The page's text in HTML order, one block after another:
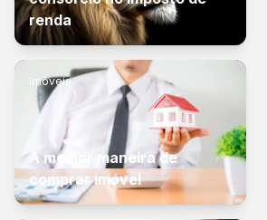
renda
Imóveis
A melhor maneira de
comprar imóvel